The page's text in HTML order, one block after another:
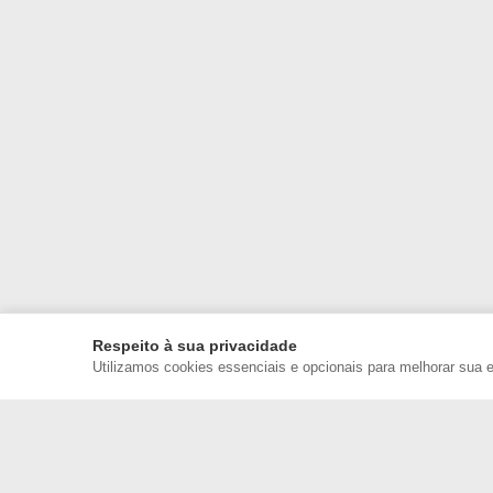
Respeito à sua privacidade
Utilizamos cookies essenciais e opcionais para melhorar sua